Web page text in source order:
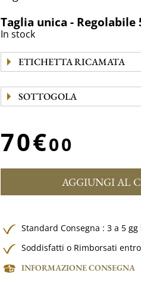
Taglia unica - Regolabile
In stock
ETICHETTA RICAMATA
SOTTOGOLA
70€00
AGGIUNGI AL
Standard Consegna : 3 a 5 gg
Soddisfatti o Rimborsati
INFORMAZIONE CONSEGNA